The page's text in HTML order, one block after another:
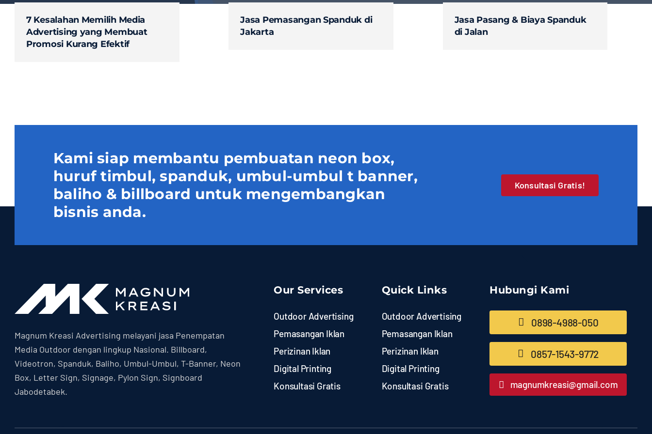
7 Kesalahan Memilih Media
Advertising yang Membuat
Promosi Kurang Efektif
Jasa Pemasangan Spanduk di
Jakarta
Jasa Pasang & Biaya Spanduk
di Jalan
Kami siap membantu pembuatan neon box,
huruf timbul, spanduk, umbul-umbul t banner,
baliho & billboard untuk mengembangkan
bisnis anda.
Konsultasi Gratis!
Magnum Kreasi Advertising melayani jasa Penempatan
Media Outdoor dengan lingkup Nasional. Billboard,
Videotron, Spanduk, Baliho, Umbul-Umbul, T-Banner, Neon
Box, Letter Sign, Signage, Pylon Sign, Signboard
Jabodetabek.
Our Services
Outdoor Advertising
Pemasangan Iklan
Perizinan Iklan
Digital Printing
Konsultasi Gratis
Quick Links
Outdoor Advertising
Pemasangan Iklan
Perizinan Iklan
Digital Printing
Konsultasi Gratis
Hubungi Kami
0898-4988-050
0857-1543-9772
magnumkreasi@gmail.com